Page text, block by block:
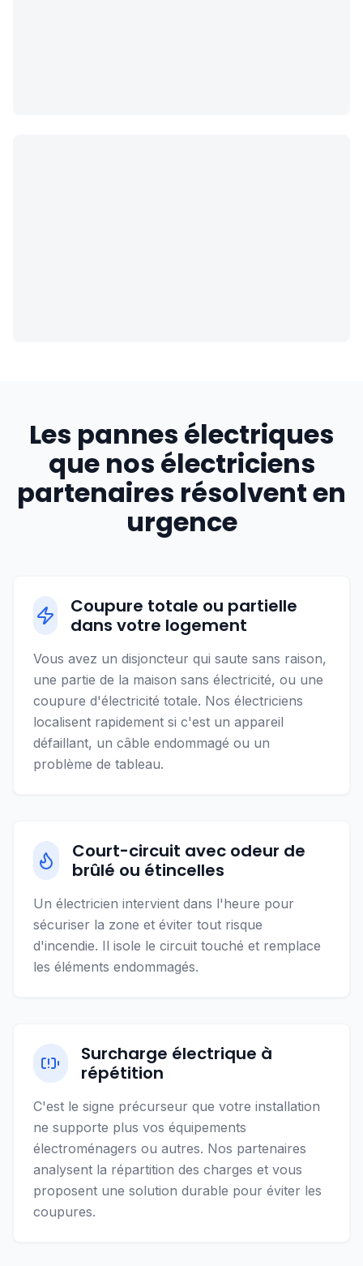
Les pannes électriques
que nos électriciens
partenaires résolvent en
urgence
Coupure totale ou partielle
dans votre logement
Vous avez un disjoncteur qui saute sans raison,
une partie de la maison sans électricité, ou une
coupure d'électricité totale. Nos électriciens
localisent rapidement si c'est un appareil
défaillant, un câble endommagé ou un
problème de tableau.
Court-circuit avec odeur de
brûlé ou étincelles
Un électricien intervient dans l'heure pour
sécuriser la zone et éviter tout risque
d'incendie. Il isole le circuit touché et remplace
les éléments endommagés.
Surcharge électrique à
répétition
C'est le signe précurseur que votre installation
ne supporte plus vos équipements
électroménagers ou autres. Nos partenaires
analysent la répartition des charges et vous
proposent une solution durable pour éviter les
coupures.